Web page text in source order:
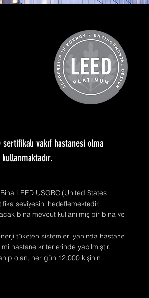
vakıf hastanesi olma
LEED USGBC (United States
seviyesini hedeflemektedir.
bina mevcut kullanılmış bir bina ve
tüketen sistemleri yanında hastane
hastane kriterlerinde yapılmıştır.
olan, her gün 12.000 kişinin